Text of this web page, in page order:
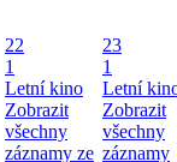
22
1
Letní kino
Zobrazit
všechny
záznamy ze
23
1
Letní
Zobrazit
všechny
záznamy